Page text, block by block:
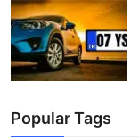
Popular Tags